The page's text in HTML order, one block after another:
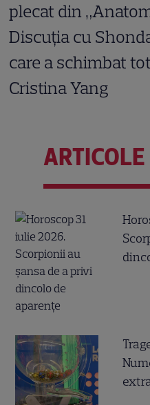
plecat din
Discuția cu
care a schimbat
Cristina Yang